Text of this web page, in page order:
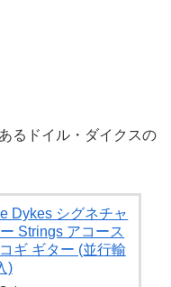
るドイル・ダイクスの
Dykes シグネチャ
Strings アコース
ギ ギター (並行輸
)